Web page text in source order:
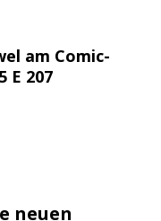
am Comic-
E 207
neuen